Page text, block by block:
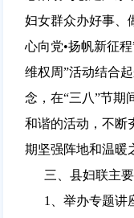
妇女群众办好事、
心向党•扬帆新征
维权周”活动结合
念，在“三八”节期
和谐的活动，不断
期坚强阵地和温暖
三、县妇联主
1、举办专题讲